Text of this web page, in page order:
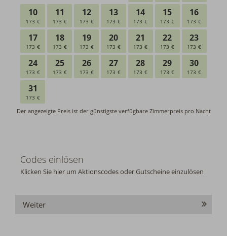
Codes einlösen
Klicken Sie hier um Aktionscodes oder Gutscheine einzulösen
Weiter